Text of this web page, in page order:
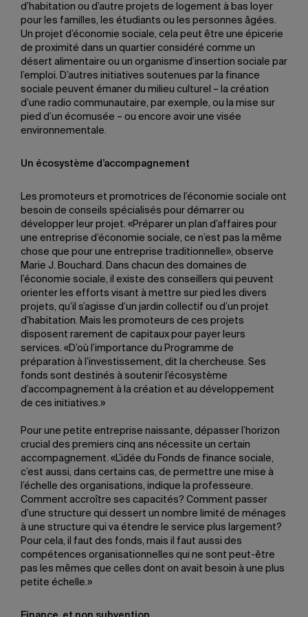
d’habitation ou d’autre projets de logement à bas loyer
pour les familles, les étudiants ou les personnes âgées.
Un projet d’économie sociale, cela peut être une épicerie
de proximité dans un quartier considéré comme un
désert alimentaire ou un organisme d’insertion sociale par
l’emploi. D’autres initiatives soutenues par la finance
sociale peuvent émaner du milieu culturel – la création
d’une radio communautaire, par exemple, ou la mise sur
pied d’un écomusée – ou encore avoir une visée
environnementale.
Un écosystème d’accompagnement
Les promoteurs et promotrices de l’économie sociale ont
besoin de conseils spécialisés pour démarrer ou
développer leur projet. «Préparer un plan d’affaires pour
une entreprise d’économie sociale, ce n’est pas la même
chose que pour une entreprise traditionnelle», observe
Marie J. Bouchard. Dans chacun des domaines de
l’économie sociale, il existe des conseillers qui peuvent
orienter les efforts visant à mettre sur pied les divers
projets, qu’il s’agisse d’un jardin collectif ou d’un projet
d’habitation. Mais les promoteurs de ces projets
disposent rarement de capitaux pour payer leurs
services. «D’où l’importance du Programme de
préparation à l’investissement, dit la chercheuse. Ses
fonds sont destinés à soutenir l’écosystème
d’accompagnement à la création et au développement
de ces initiatives.»
Pour une petite entreprise naissante, dépasser l’horizon
crucial des premiers cinq ans nécessite un certain
accompagnement. «L’idée du Fonds de finance sociale,
c’est aussi, dans certains cas, de permettre une mise à
l’échelle des organisations, indique la professeure.
Comment accroître ses capacités? Comment passer
d’une structure qui dessert un nombre limité de ménages
à une structure qui va étendre le service plus largement?
Pour cela, il faut des fonds, mais il faut aussi des
compétences organisationnelles qui ne sont peut-être
pas les mêmes que celles dont on avait besoin à une plus
petite échelle.»